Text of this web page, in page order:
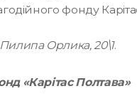
фонду
Орлика, 20\1.
«Карітас Полтава»